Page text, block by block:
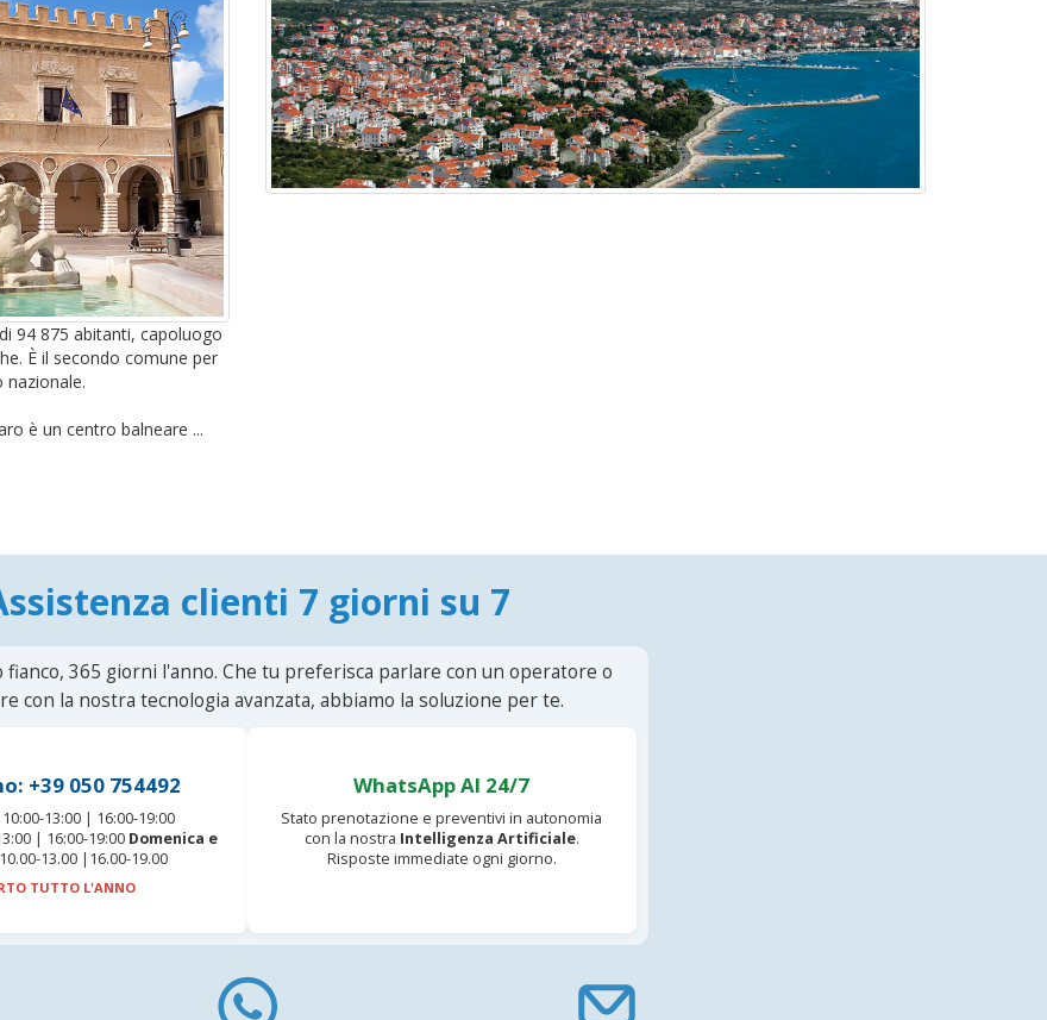
94 875 abitanti, capoluogo
È il secondo comune per
nazionale.
è un centro balneare ...
clienti 7 giorni su 7
fianco, 365 giorni l'anno. Che tu preferisca parlare con un operatore o
con la nostra tecnologia avanzata, abbiamo la soluzione per te.
+39 050 754492
10:00-13:00 | 16:00-19:00
| 16:00-19:00 Domenica e
10.00-13.00 |16.00-19.00
TUTTO L'ANNO
WhatsApp AI 24/7
Stato prenotazione e preventivi in autonomia
con la nostra Intelligenza Artificiale.
Risposte immediate ogni giorno.